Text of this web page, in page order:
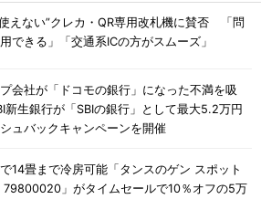
えない”クレカ・QR専用改札機に賛否 「問
できる」「交通系ICの方がスムーズ」
会社が「ドコモの銀行」になった不満を吸
生銀行が「SBIの銀行」として最大5.2万円
ュバックキャンペーンを開催
14畳まで冷房可能「タンスのゲン スポット
79800020」がタイムセールで10％オフの5万